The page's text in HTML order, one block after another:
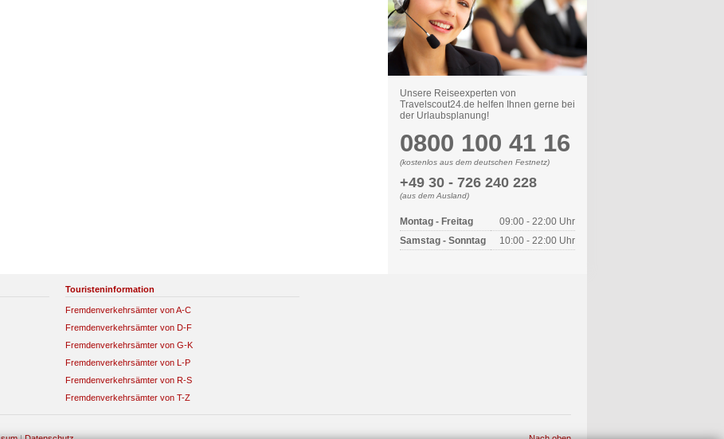
Unsere Reiseexperten von
Travelscout24.de helfen Ihnen gerne bei
der Urlaubsplanung!
0800 100 41 16
(kostenlos aus dem deutschen Festnetz)
+49 30 - 726 240 228
(aus dem Ausland)
Montag - Freitag
09:00 - 22:00 Uhr
Samstag - Sonntag
10:00 - 22:00 Uhr
Touristeninformation
Fremdenverkehrsämter von A-C
Fremdenverkehrsämter von D-F
Fremdenverkehrsämter von G-K
Fremdenverkehrsämter von L-P
Fremdenverkehrsämter von R-S
Fremdenverkehrsämter von T-Z